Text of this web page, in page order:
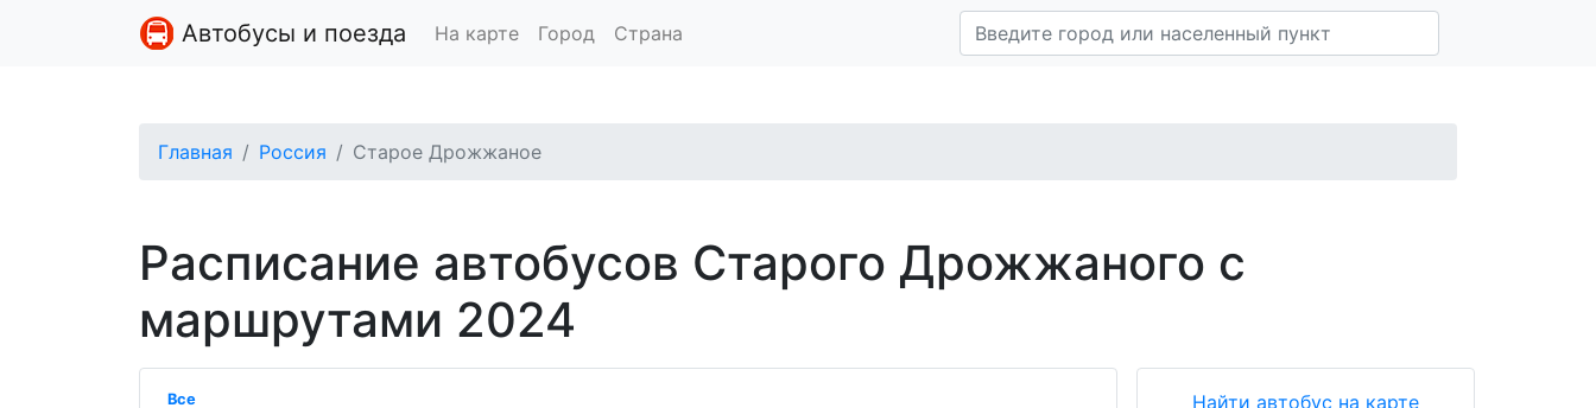
Автобусы и поезда На карте Город Страна
Главная Россия Старое Дрожжаное
Расписание автобусов Старого Дрожжаного с
маршрутами 2024
Все
Найти автобус на карте